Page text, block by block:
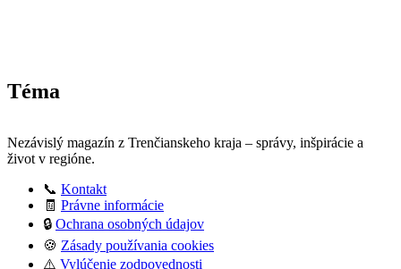
Téma
Nezávislý magazín z Trenčianskeho kraja – správy, inšpirácie a
život v regióne.
📞 Kontakt
🧾 Právne informácie
🔒 Ochrana osobných údajov
🍪 Zásady používania cookies
⚠️ Vylúčenie zodpovednosti